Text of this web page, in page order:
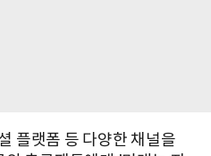
플랫폼 등 다양한 채널을